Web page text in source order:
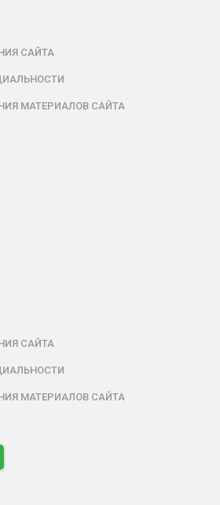
САЙТА
МАТЕРИАЛОВ САЙТА
САЙТА
МАТЕРИАЛОВ САЙТА